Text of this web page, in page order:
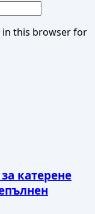
in this browser for
катерене